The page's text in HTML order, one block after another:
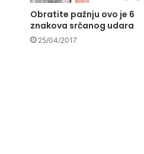
Obratite pažnju ovo je 6
znakova srčanog udara
25/04/2017